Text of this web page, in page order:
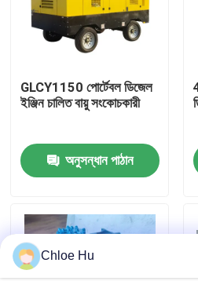
পণ্য
কারখানা ভ্রমণ
মান নিয়ন্ত্রণ
খবর
মামলা
GLCY1150 পোর্টেবল ডিজেল
ইঞ্জিন চালিত বায়ু সংকোচকারী
অনুসন্ধান পাঠান
Chloe Hu